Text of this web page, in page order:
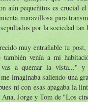
aún pequeñitos es crucial
maravillosa para
por la sociedad
muy entrañable tu
también venía a mi
a quemar la vista..." y
me imaginaba saliendo una
ni con esas apagaba la
Ana, Jorge y Tom de "Los